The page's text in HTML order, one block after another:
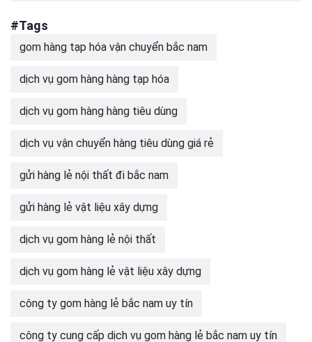
#Tags
gom hàng tạp hóa vận chuyển bắc nam
dịch vụ gom hàng hàng tạp hóa
dịch vụ gom hàng hàng tiêu dùng
dịch vụ vận chuyển hàng tiêu dùng giá rẻ
gửi hàng lẻ nội thất đi bắc nam
gửi hàng lẻ vật liệu xây dựng
dịch vụ gom hàng lẻ nội thất
dịch vụ gom hàng lẻ vật liệu xây dựng
công ty gom hàng lẻ bắc nam uy tín
công ty cung cấp dịch vụ gom hàng lẻ bắc nam uy tín